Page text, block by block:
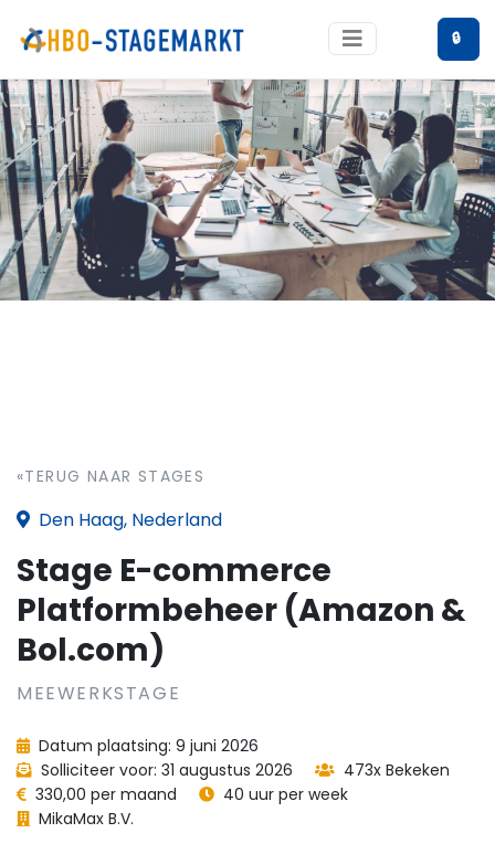
🔒
«TERUG NAAR STAGES
Den Haag, Nederland
Stage E-commerce
Platformbeheer (Amazon &
Bol.com)
MEEWERKSTAGE
Datum plaatsing: 9 juni 2026
Solliciteer voor: 31 augustus 2026
473x Bekeken
330,00 per maand
40 uur per week
MikaMax B.V.